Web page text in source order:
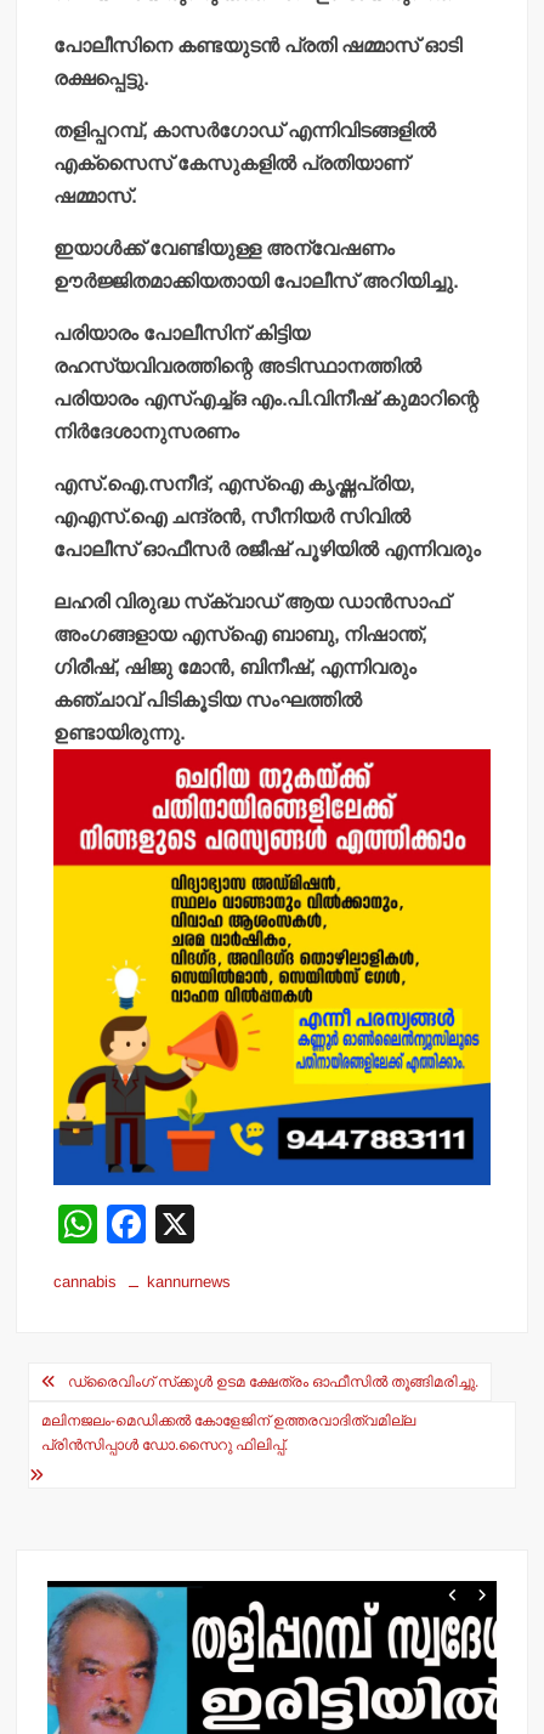
പോലീസിനെ കണ്ടയുടന്‍ പ്രതി ഷമ്മാസ് ഓടി
രക്ഷപ്പെട്ടു.
തളിപ്പറമ്പ്, കാസര്‍ഗോഡ് എന്നിവിടങ്ങളില്‍
എക്‌സൈസ് കേസുകളില്‍ പ്രതിയാണ്
ഷമ്മാസ്.
ഇയാള്‍ക്ക് വേണ്ടിയുള്ള അന്വേഷണം
ഊര്‍ജ്ജിതമാക്കിയതായി പോലീസ് അറിയിച്ചു.
പരിയാരം പോലീസിന് കിട്ടിയ
രഹസ്യവിവരത്തിന്റെ അടിസ്ഥാനത്തില്‍
പരിയാരം എസ്എച്ച്ഒ എം.പി.വിനീഷ് കുമാറിന്റെ
നിര്‍ദേശാനുസരണം
എസ്.ഐ.സനീദ്, എസ്‌ഐ കൃഷ്ണപ്രിയ,
എഎസ്.ഐ ചന്ദ്രന്‍, സീനിയര്‍ സിവില്‍
പോലീസ് ഓഫീസര്‍ രജീഷ് പൂഴിയില്‍ എന്നിവരും
ലഹരി വിരുദ്ധ സ്‌ക്വാഡ് ആയ ഡാന്‍സാഫ്
അംഗങ്ങളായ എസ്‌ഐ ബാബു, നിഷാന്ത്,
ഗിരീഷ്, ഷിജു മോന്‍, ബിനീഷ്, എന്നിവരും
കഞ്ചാവ് പിടികൂടിയ സംഘത്തില്‍
ഉണ്ടായിരുന്നു.
W
at
A
p
p
F
c
b
o
o
cannabis kannurnews
Post
navigation
ഡ്രൈവിംഗ് സ്‌ക്കൂള്‍ ഉടമ ക്ഷേത്രം ഓഫീസില്‍ തൂങ്ങിമരിച്ചു.
മലിനജലം-മെഡിക്കല്‍ കോളേജിന് ഉത്തരവാദിത്വമില്ല
പ്രിന്‍സിപ്പാള്‍ ഡോ.സൈറു ഫിലിപ്പ്.